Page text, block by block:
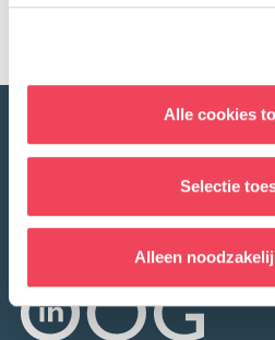
Alle cookies
Selectie
Alleen